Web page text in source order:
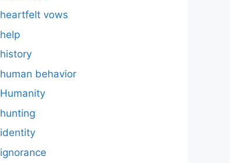
heartfelt vows
help
history
human behavior
Humanity
hunting
identity
ignorance